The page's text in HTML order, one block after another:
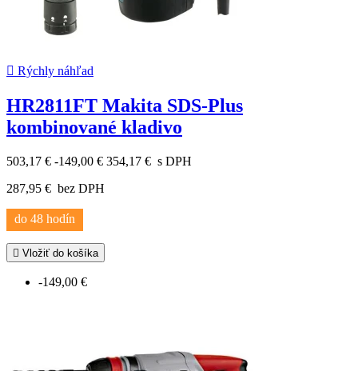
 Rýchly náhľad
HR2811FT Makita SDS-Plus
kombinované kladivo
503,17 € -149,00 € 354,17 € s DPH
287,95 € bez DPH
do 48 hodín
 Vložiť do košíka
-149,00 €